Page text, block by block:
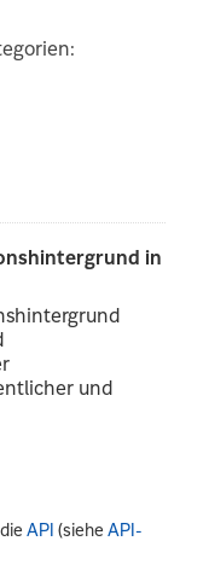
in
und
dieAPI (sieheAPI-